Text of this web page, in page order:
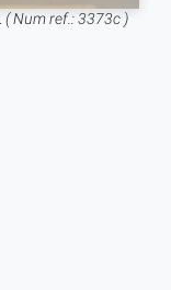
( Num ref.: 3373c )